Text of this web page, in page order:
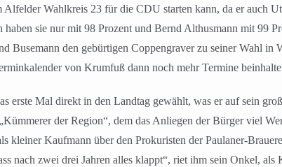
Wahlkreis 23 für die CDU starten kann, da er auch
sie nur mit 98 Prozent und Bernd Althusmann mit 99
Busemann den gebürtigen Coppengraver zu seiner Wahl
von Krumfuß dann noch mehr Termine
erste Mal direkt in den Landtag gewählt, was er auf sein
der Region“, dem das Anliegen der Bürger viel
kleiner Kaufmann über den Prokuristen der Paulaner-
nach zwei drei Jahren alles klappt“, riet ihm sein Onkel,